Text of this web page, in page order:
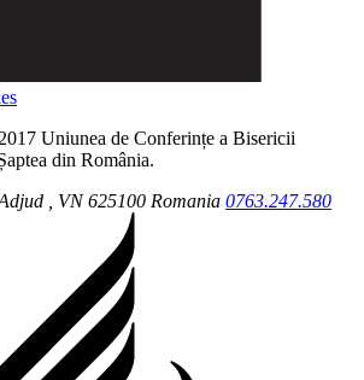
Uniunea de Conferințe a Bisericii
din România.
, VN 625100 Romania 0763.247.580